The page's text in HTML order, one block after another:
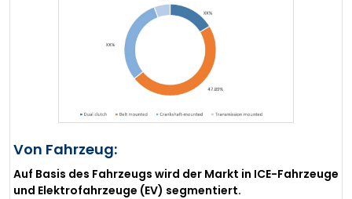
Von Fahrzeug:
Auf Basis des Fahrzeugs wird der Markt in ICE-Fahrzeuge
und Elektrofahrzeuge (EV) segmentiert.